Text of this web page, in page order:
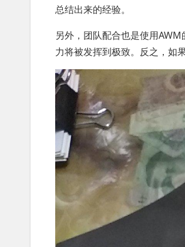
总结出来的经验。
另外，团队配合也是使用
力将被发挥到极致。反之，如